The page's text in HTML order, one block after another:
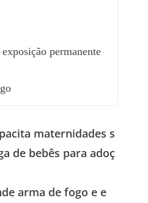
permanente
maternidades s
de bebês para adoç
arma de fogo e e